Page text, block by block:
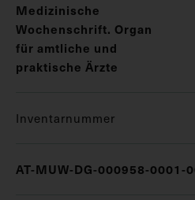
Medizinische
Wochenschrift. Organ
für amtliche und
praktische Ärzte
Inventarnummer
AT-MUW-DG-000958-0001-